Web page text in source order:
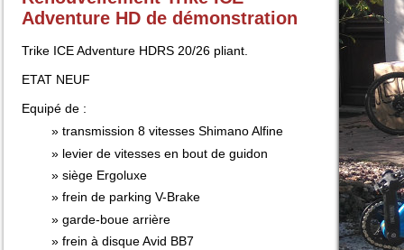
Adventure HD de démonstration
Trike ICE Adventure HDRS 20/26 pliant.
ETAT NEUF
Equipé de :
transmission 8 vitesses Shimano Alfine
levier de vitesses en bout de guidon
siège Ergoluxe
frein de parking V-Brake
garde-boue arrière
frein à disque Avid BB7